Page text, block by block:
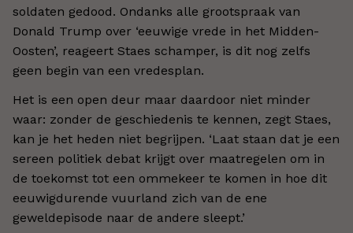
soldaten gedood. Ondanks alle grootspraak van
Donald Trump over ‘eeuwige vrede in het Midden-
Oosten’, reageert Staes schamper, is dit nog zelfs
geen begin van een vredesplan.
Het is een open deur maar daardoor niet minder
waar: zonder de geschiedenis te kennen, zegt Staes,
kan je het heden niet begrijpen. ‘Laat staan dat je een
sereen politiek debat krijgt over maatregelen om in
de toekomst tot een ommekeer te komen in hoe dit
eeuwigdurende vuurland zich van de ene
geweldepisode naar de andere sleept.’